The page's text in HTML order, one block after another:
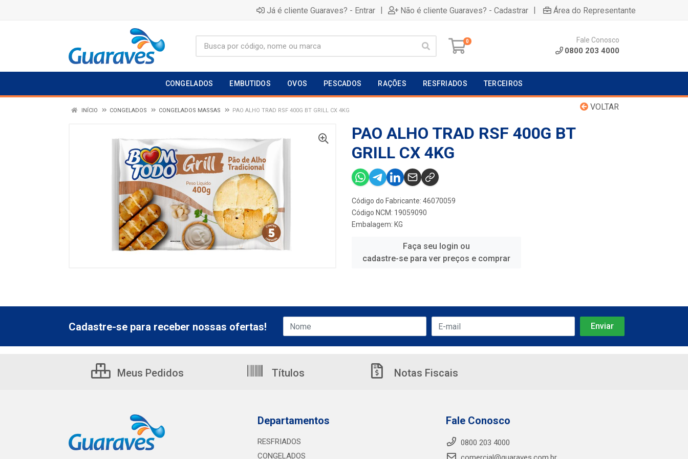
Já é cliente Guaraves? - Entrar | Não é cliente Guaraves? - Cadastrar | Área do Representante
0 Fale Conosco
0800 203 4000
CONGELADOS EMBUTIDOS OVOS PESCADOS RAÇÕES RESFRIADOS TERCEIROS
VOLTAR
INÍCIO CONGELADOS CONGELADOS MASSAS PAO ALHO TRAD RSF 400G BT GRILL CX 4KG
PAO ALHO TRAD RSF 400G BT
GRILL CX 4KG
Código do Fabricante: 46070059
Código NCM: 19059090
Embalagem: KG
Faça seu login ou
cadastre-se para ver preços e comprar
Cadastre-se para receber nossas ofertas!
Meus Pedidos Títulos Notas Fiscais
Departamentos
RESFRIADOS
CONGELADOS
Fale Conosco
0800 203 4000